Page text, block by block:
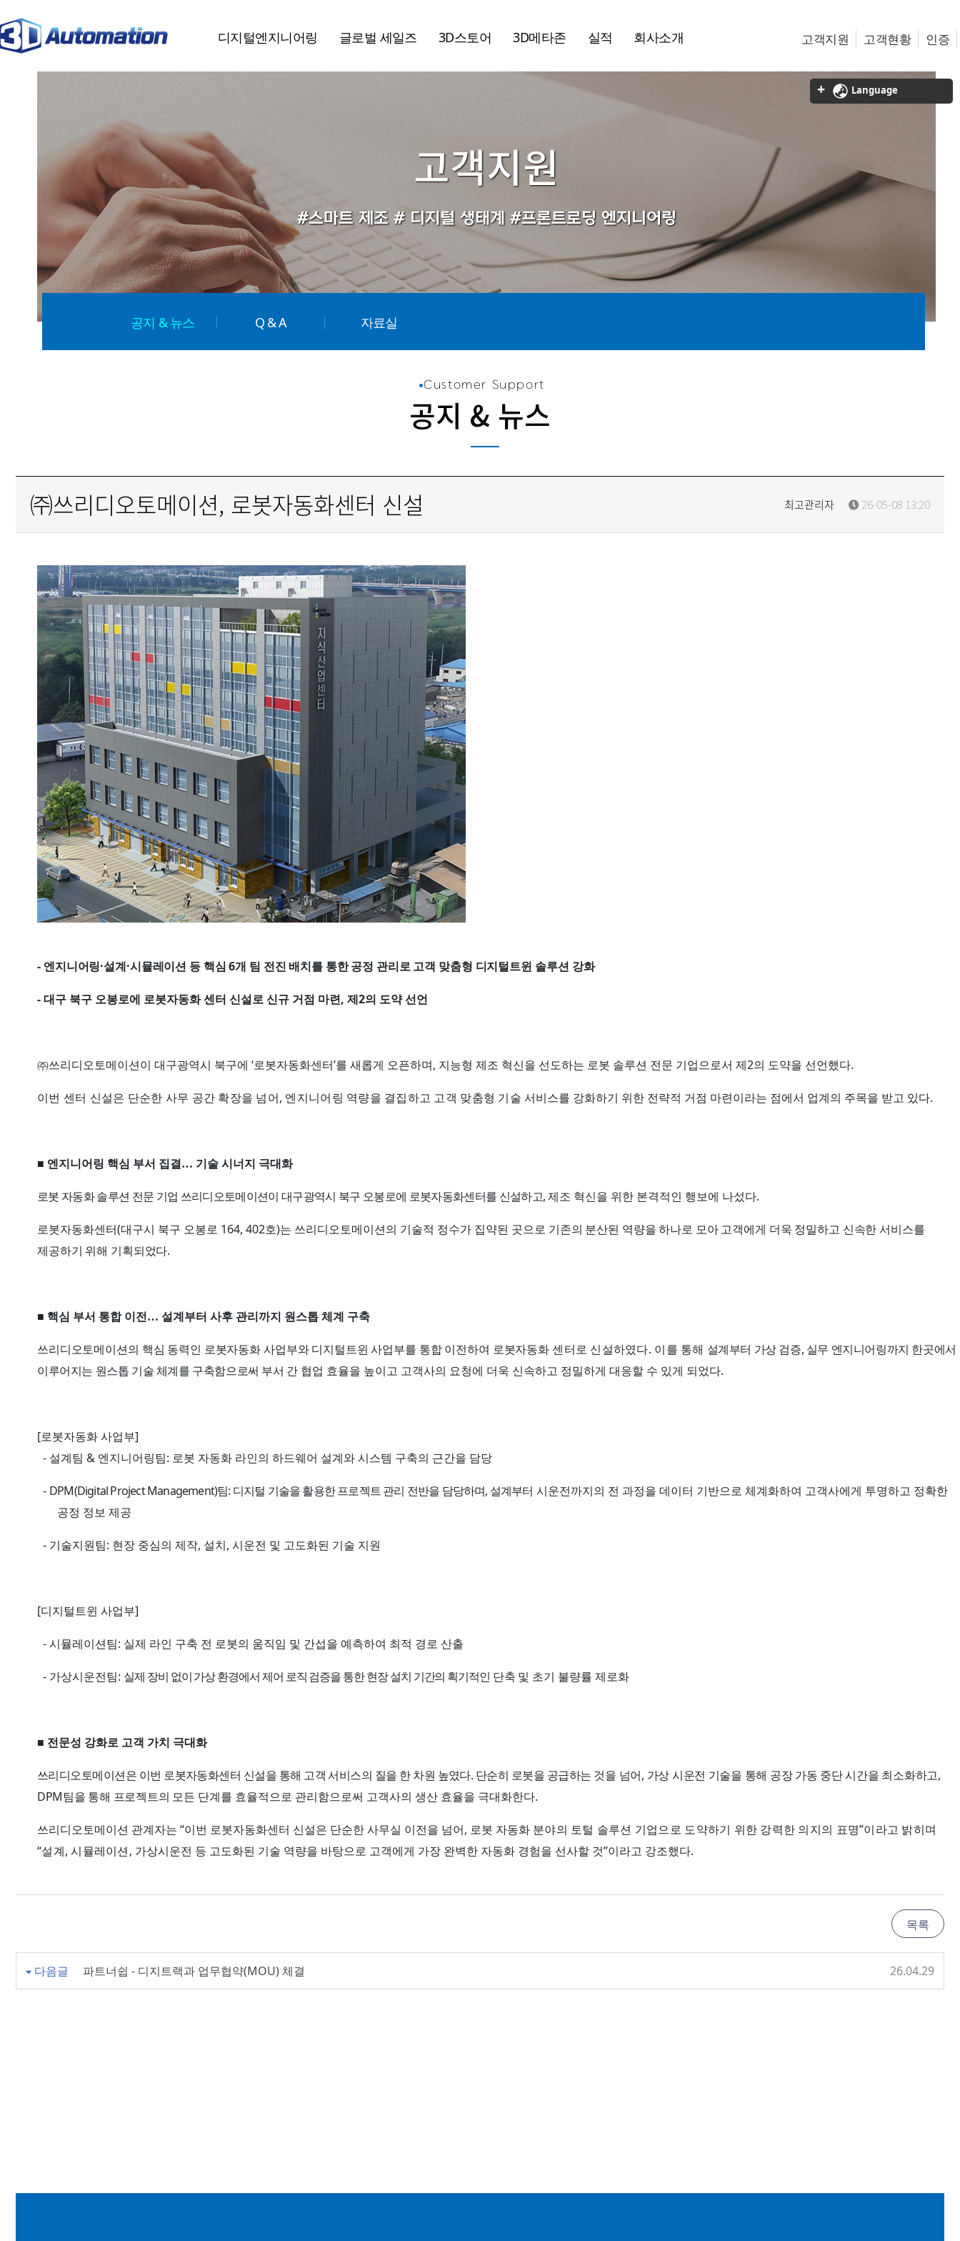
Language
디지털엔지니어링 글로벌 세일즈 3D스토어 3D메타존 실적 회사소개 고객지원
하위분류
고객현황 인증
고객지원
#스마트 제조 # 디지털 생태계 #프론트로딩 엔지니어링
공지 & 뉴스 Q & A 자료실
Customer Support
공지 & 뉴스
㈜쓰리디오토메이션, 로봇자동화센터 신설 26-05-08 13:20
최고관리자
- 엔지니어링·설계 ·시뮬레이션 등 핵심6개 팀 전진 배치를 통한 공정 관리로 고객 맞춤형 디지털트윈 솔루션 강화
- 대구 북구 오봉로에 로봇자동화 센터 신설로 신규 거점 마련 , 제 2의 도약 선언
㈜쓰리디오토메이션이 대구광역시 북구에 ‘로봇자동화센터’를 새롭게 오픈하며 , 지능형 제조 혁신을 선도하는 로봇 솔루션 전문 기업으로서 제 2의 도약을 선언했다.
이번 센터 신설은 단순한 사무 공간 확장을 넘어 , 엔지니어링 역량을 결집하고 고객 맞춤형 기술서비스를 강화하기 위한 전략적 거점 마련이라는 점에서 업계의 주목을 받고 있다.
■ 엔지니어링 핵심 부서 집결 … 기술 시너지 극대화
로봇 자동화 솔루션 전문 기업 쓰리디오토메이션이 대구광역시 북구 오봉로에 로봇자동화센터를 신설하고, 제조 혁신을 위한 본격적인 행보에 나섰다.
로봇자동화센터(대구시 북구 오봉로 164, 402호)는 쓰리디오토메이션의 기술적 정수가 집약된 곳으로 기존의 분산된 역량을 하나로 모아 고객에게 더욱 정밀하고 신속한 서비스를
제공하기 위해 기획되었다.
■ 핵심 부서 통합 이전 … 설계부터 사후 관리까지 원스톱 체계 구축
쓰리디오토메이션의 핵심 동력인 로봇자동화 사업부와 디지털트윈 사업부를 통합 이전하여 로봇자동화 센터로 신설하였다. 이를 통해 설계부터 가상 검증, 실무 엔지니어링까지 한곳에서
이루어지는 원스톱 기술 체계를 구축함으로써 부서 간 협업 효율을 높이고 고객사의 요청에 더욱 신속하고 정밀하게 대응할 수 있게 되었다.
[로봇자동화 사업부]
- 설계팀 & 엔지니어링팀: 로봇 자동화 라인의 하드웨어 설계와 시스템 구축의 근간을 담당
- DPM(Digital Project Management)팀: 디지털 기술을 활용한 프로젝트 관리 전반을 담당하며, 설계부터 시운전까지의 전 과정을 데이터 기반으로 체계화하여 고객사에게 투명하고 정확한
공정 정보 제공
- 기술지원팀: 현장 중심의 제작, 설치 , 시운전 및 고도화된 기술 지원
[디지털트윈 사업부]
- 시뮬레이션팀: 실제 라인 구축 전 로봇의 움직임 및 간섭을 예측하여 최적 경로 산출
- 가상시운전팀: 실제 장비 없이 가상 환경에서 제어 로직 검증을 통한 현장 설치 기간의 획기적인 단축 및 초기 불량률 제로화
■ 전문성 강화로 고객 가치 극대화
쓰리디오토메이션은 이번 로봇자동화센터 신설을 통해 고객 서비스의 질을 한 차원 높였다. 단순히 로봇을 공급하는 것을 넘어 , 가상 시운전 기술을 통해 공장 가동 중단 시간을 최소화하고,
DPM팀을 통해 프로젝트의 모든 단계를 효율적으로 관리함으로써 고객사의 생산 효율을 극대화한다.
쓰리디오토메이션 관계자는 “이번 로봇자동화센터 신설은 단순한 사무실 이전을 넘어 , 로봇 자동화 분야의 토털 솔루션 기업으로 도약하기 위한 강력한 의지의 표명”이라고 밝히며
“설계 ,시뮬레이션 , 가상시운전 등 고도화된 기술 역량을 바탕으로 고객에게 가장 완벽한 자동화 경험을 선사할 것”이라고 강조했다.
목록
다음글 파트너쉽 - 디지트랙과 업무협약(MOU) 체결 26.04.29